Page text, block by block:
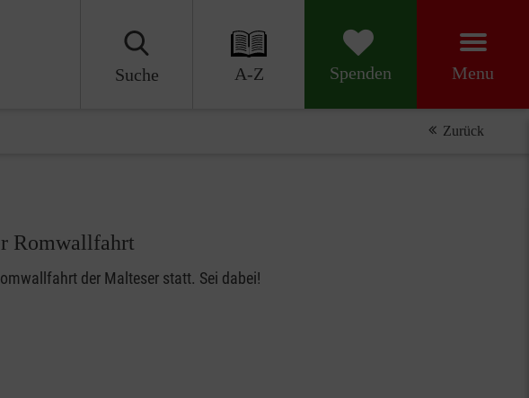
Suche A-Z Spenden Menu
Zurück
Romwallfahrt
der Malteser statt. Sei dabei!